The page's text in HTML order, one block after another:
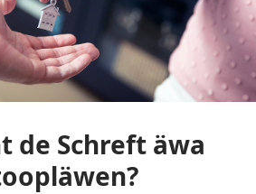
de Schreft äwa